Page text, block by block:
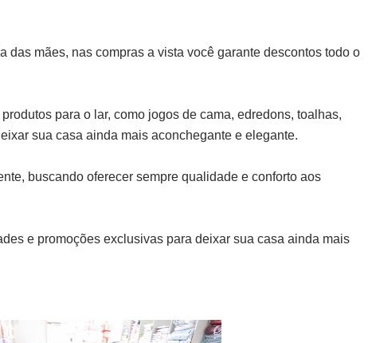
das mães, nas compras a vista você garante descontos todo o
para o lar, como jogos de cama, edredons, toalhas,
sua casa ainda mais aconchegante e elegante.
buscando oferecer sempre qualidade e conforto aos
e promoções exclusivas para deixar sua casa ainda mais